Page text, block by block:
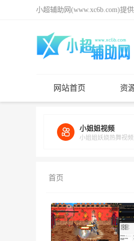
小超辅助网(www.xc6b.com)提
网站首页 资
小姐姐视频
小姐姐妖娆热舞视
首页